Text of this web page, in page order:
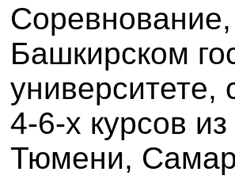
Башкирском
университете,
4-6-х курсов
Тюмени,